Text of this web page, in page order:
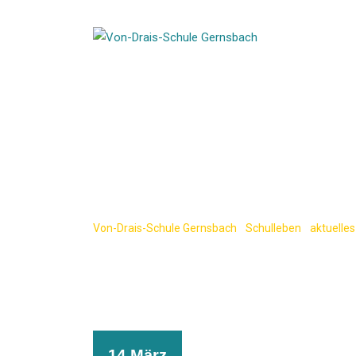
Von-Drais-Schule Gernsbach Schulleben